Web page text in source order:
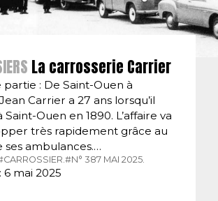
La carrosserie Carrier
: De Saint-Ouen à
Carrier a 27 ans lorsqu’il
Saint-Ouen en 1890. L’affaire va
très rapidement grâce au
ses ambulances.…
#N° 387 MAI 2025.
6 mai 2025